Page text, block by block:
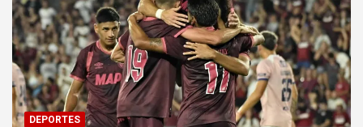
DEPORTES